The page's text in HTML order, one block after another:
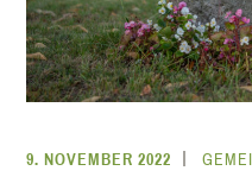
9. NOVEMBER 2022